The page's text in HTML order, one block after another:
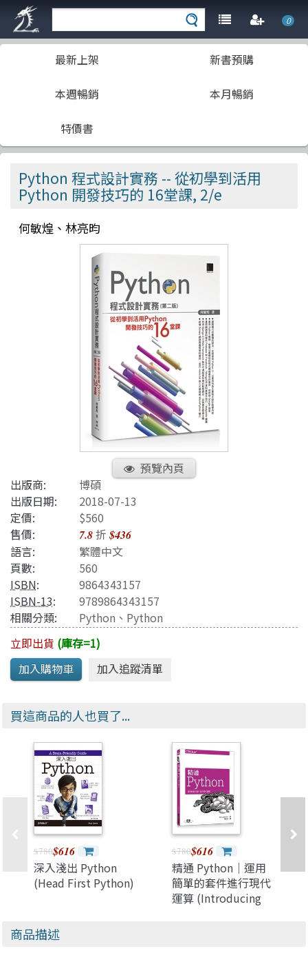
0
最新上架 新書預購
本週暢銷 本月暢銷
特價書
Python 程式設計實務 -- 從初學到活用
Python 開發技巧的 16堂課, 2/e
何敏煌、林亮昀
預覽內頁
出版商:
博碩
出版日期:
2018-07-13
定價:
$560
售價:
7.8折$436
語言:
繁體中文
頁數:
560
ISBN:
9864343157
ISBN-13:
9789864343157
相關分類:
Python 、 Python
立即出貨 (庫存=1)
買這商品的人也買了...
$780$616
深入淺出 Python
(Head First Python)
$780$616
精通 Python｜運用
簡單的套件進行現代
運算 (Introducing
商品描述